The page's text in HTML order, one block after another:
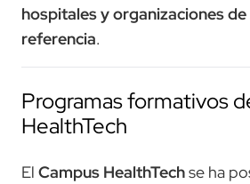
hospitales y organizaciones
referencia.
Programas formativos
HealthTech
El Campus HealthTechse ha